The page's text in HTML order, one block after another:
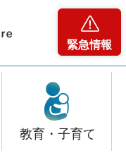
緊急情報
教育・子育て